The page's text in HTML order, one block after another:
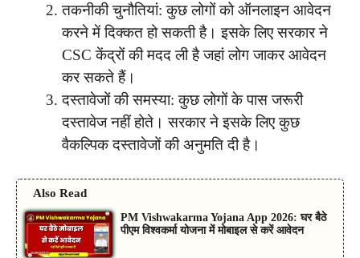
तकनीकी चुनौतियां: कुछ लोगों को ऑनलाइन आवेदन
करने में दिक्कत हो सकती है। इसके लिए सरकार ने
CSC केंद्रों की मदद ली है जहां लोग जाकर आवेदन
कर सकते हैं।
दस्तावेजों की समस्या: कुछ लोगों के पास जरूरी
दस्तावेज नहीं होते। सरकार ने इसके लिए कुछ
वैकल्पिक दस्तावेजों की अनुमति दी है।
Also Read
PM Vishwakarma Yojana App 2026: घर बैठे
पीएम विश्वकर्मा योजना में मोबाइल से करें आवेदन